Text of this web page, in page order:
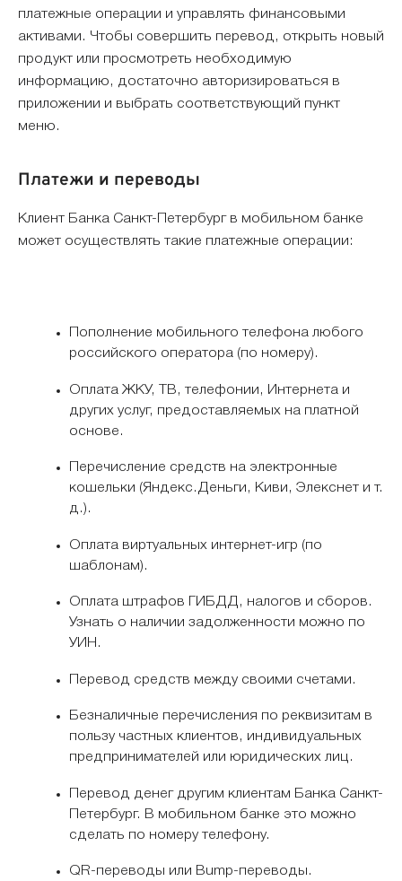
платежные операции и управлять финансовыми
активами. Чтобы совершить перевод, открыть новый
продукт или просмотреть необходимую
информацию, достаточно авторизироваться в
приложении и выбрать соответствующий пункт
меню.
Платежи и переводы
Клиент Банка Санкт-Петербург в мобильном банке
может осуществлять такие платежные операции:
Пополнение мобильного телефона любого
российского оператора (по номеру).
Оплата ЖКУ, ТВ, телефонии, Интернета и
других услуг, предоставляемых на платной
основе.
Перечисление средств на электронные
кошельки (Яндекс.Деньги, Киви, Элекснет и т.
д.).
Оплата виртуальных интернет-игр (по
шаблонам).
Оплата штрафов ГИБДД, налогов и сборов.
Узнать о наличии задолженности можно по
УИН.
Перевод средств между своими счетами.
Безналичные перечисления по реквизитам в
пользу частных клиентов, индивидуальных
предпринимателей или юридических лиц.
Перевод денег другим клиентам Банка Санкт-
Петербург. В мобильном банке это можно
сделать по номеру телефону.
QR-переводы или Bump-переводы.